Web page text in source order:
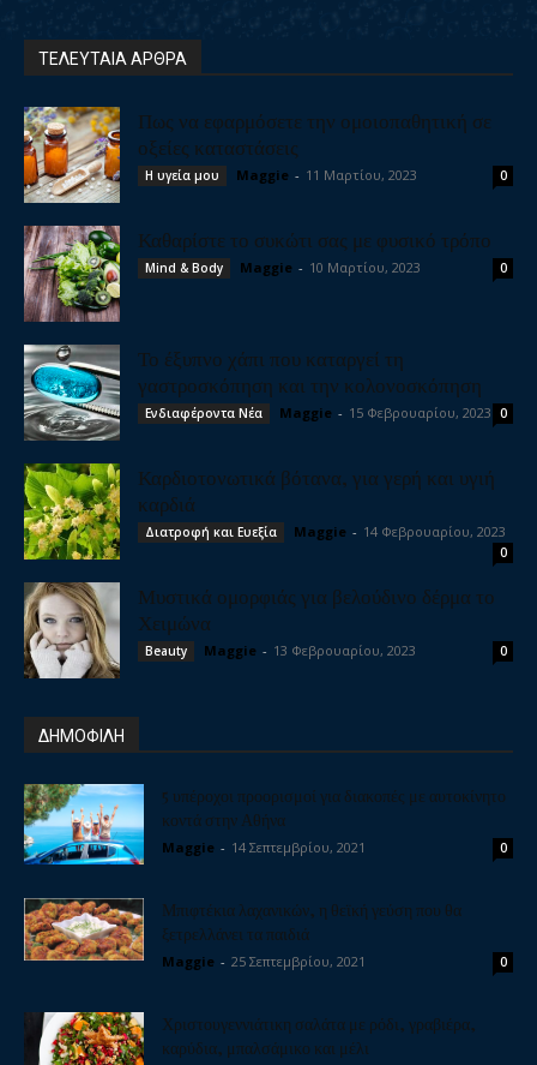
ΤΕΛΕΥΤΑΙΑ ΑΡΘΡΑ
Πως να εφαρμόσετε την ομοιοπαθητική σε
οξείες καταστάσεις
Η υγεία μου Maggie - 11 Μαρτίου, 2023 0
Καθαρίστε το συκώτι σας με φυσικό τρόπο
Mind & Body Maggie - 10 Μαρτίου, 2023 0
Το έξυπνο χάπι που καταργεί τη
γαστροσκόπηση και την κολονοσκόπηση
Ενδιαφέροντα Νέα Maggie - 15 Φεβρουαρίου, 2023 0
Καρδιοτονωτικά βότανα, για γερή και υγιή
καρδιά
Διατροφή και Ευεξία Maggie - 14 Φεβρουαρίου, 2023
0
Μυστικά ομορφιάς για βελούδινο δέρμα το
Χειμώνα
Beauty Maggie - 13 Φεβρουαρίου, 2023 0
ΔΗΜΟΦΙΛΗ
5 υπέροχοι προορισμοί για διακοπές με αυτοκίνητο
κοντά στην Αθήνα
Maggie - 14 Σεπτεμβρίου, 2021 0
Μπιφτέκια λαχανικών, η θεϊκή γεύση που θα
ξετρελλάνει τα παιδιά
Maggie - 25 Σεπτεμβρίου, 2021 0
Χριστουγεννιάτικη σαλάτα με ρόδι, γραβιέρα,
καρύδια, μπαλσάμικο και μέλι